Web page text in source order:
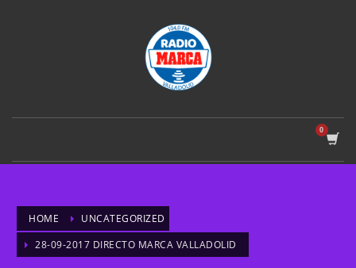
HOME
UNCATEGORIZED
28-09-2017 DIRECTO MARCA VALLADOLID